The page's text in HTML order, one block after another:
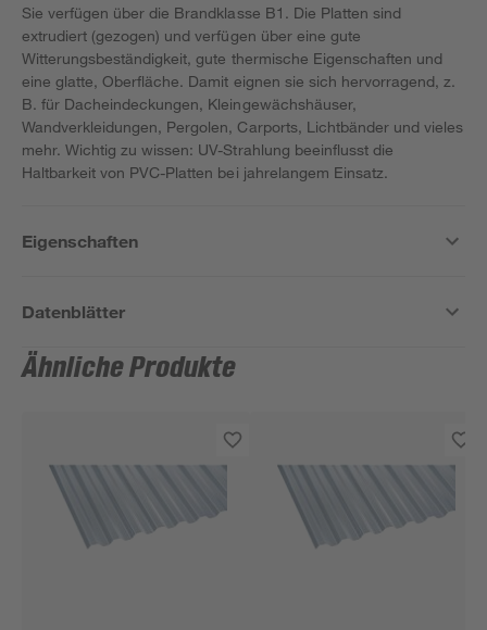
Sie verfügen über die Brandklasse B1. Die Platten sind
extrudiert (gezogen) und verfügen über eine gute
Witterungsbeständigkeit, gute thermische Eigenschaften und
eine glatte, Oberfläche. Damit eignen sie sich hervorragend, z.
B. für Dacheindeckungen, Kleingewächshäuser,
Wandverkleidungen, Pergolen, Carports, Lichtbänder und vieles
mehr. Wichtig zu wissen: UV-Strahlung beeinflusst die
Haltbarkeit von PVC-Platten bei jahrelangem Einsatz.
Eigenschaften
Datenblätter
Ähnliche Produkte